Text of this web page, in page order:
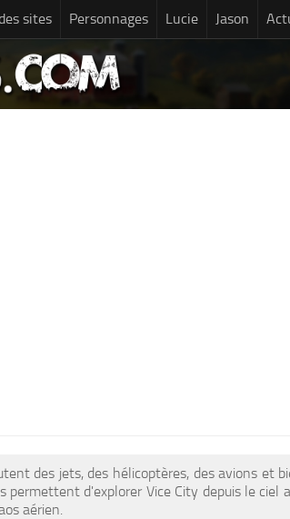
sites Personnages Lucie Jason
des jets, des hélicoptères, des avions et
permettent d'explorer Vice City depuis le
aérien.